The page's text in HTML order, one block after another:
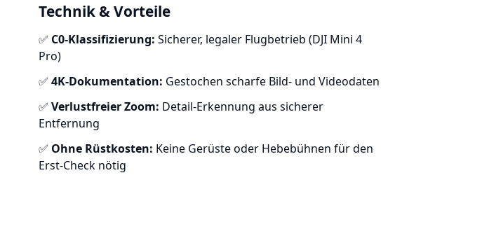
Technik & Vorteile
✅ C0-Klassifizierung: Sicherer, legaler Flugbetrieb (DJI Mini 4
Pro)
✅ 4K-Dokumentation: Gestochen scharfe Bild- und Videodaten
✅ Verlustfreier Zoom: Detail-Erkennung aus sicherer
Entfernung
✅ Ohne Rüstkosten: Keine Gerüste oder Hebebühnen für den
Erst-Check nötig